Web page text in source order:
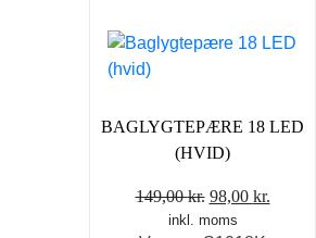
BAGLYGTEPÆRE 18 LED
(HVID)
149,00kr. Den
oprindelige
98,00 kr.
inkl. moms